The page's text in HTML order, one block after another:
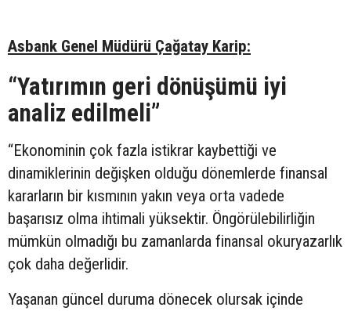
Asbank Genel Müdürü Çağatay Karip:
“Yatırımın geri dönüşümü iyi
analiz edilmeli”
“Ekonominin çok fazla istikrar kaybettiği ve
dinamiklerinin değişken olduğu dönemlerde finansal
kararların bir kısmının yakın veya orta vadede
başarısız olma ihtimali yüksektir. Öngörülebilirliğin
mümkün olmadığı bu zamanlarda finansal okuryazarlık
çok daha değerlidir.
Yaşanan güncel duruma dönecek olursak içinde